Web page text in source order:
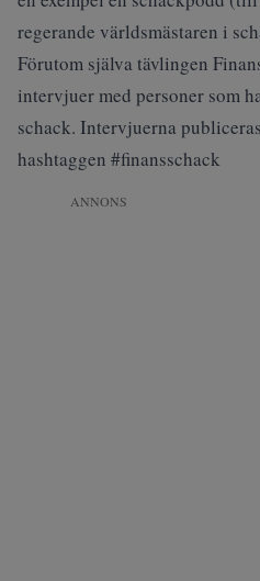
regerande världsmästaren i
Förutom själva tävlingen
intervjuer med personer som
schack. Intervjuerna
hashtaggen #finansschack
ANNONS